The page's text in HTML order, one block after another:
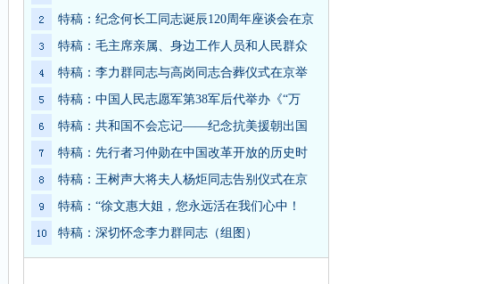
特稿：纪念何长工同志诞辰120周年座谈会在京
特稿：毛主席亲属、身边工作人员和人民群众
特稿：李力群同志与高岗同志合葬仪式在京举
特稿：中国人民志愿军第38军后代举办《“万
特稿：共和国不会忘记——纪念抗美援朝出国
特稿：先行者习仲勋在中国改革开放的历史时
特稿：王树声大将夫人杨炬同志告别仪式在京
特稿：“徐文惠大姐，您永远活在我们心中！
特稿：深切怀念李力群同志（组图）